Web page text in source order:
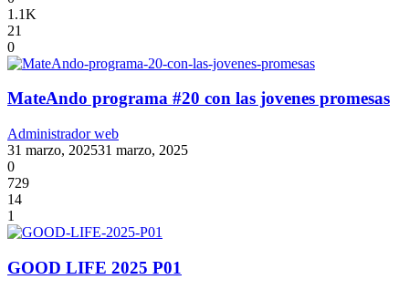
1.1K
21
0
MateAndo programa #20 con las jovenes promesas
Administrador web
31 marzo, 202531 marzo, 2025
0
729
14
1
GOOD LIFE 2025 P01